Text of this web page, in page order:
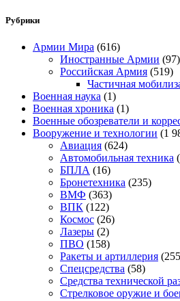
Рубрики
Армии Мира (616)
Иностранные Армии (97)
Российская Армия (519)
Частичная
Военная наука (1)
Военная хроника (1)
Военные обозреватели и
Вооружение и технологии (1
Авиация (624)
Автомобильная техника
БПЛА (16)
Бронетехника (235)
ВМФ (363)
ВПК (122)
Космос (26)
Лазеры (2)
ПВО (158)
Ракеты и артиллерия
Спецсредства (58)
Средства технической
Стрелковое оружие и